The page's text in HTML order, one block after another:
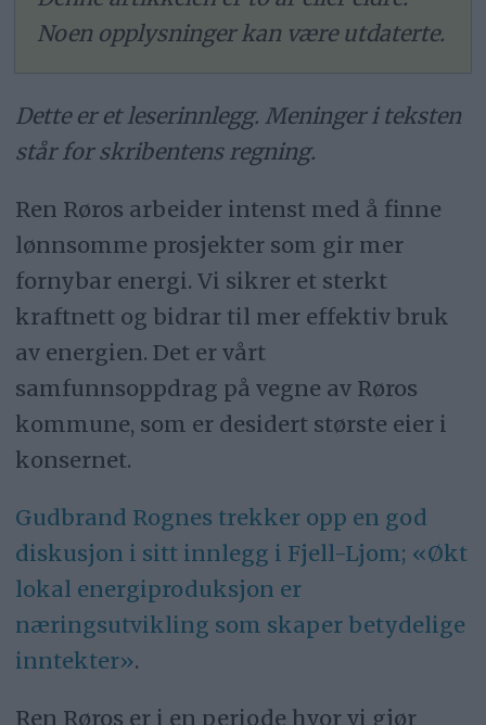
Noen opplysninger kan være utdaterte.
Dette er et leserinnlegg. Meninger i teksten
står for skribentens regning.
Ren Røros arbeider intenst med å finne
lønnsomme prosjekter som gir mer
fornybar energi. Vi sikrer et sterkt
kraftnett og bidrar til mer effektiv bruk
av energien. Det er vårt
samfunnsoppdrag på vegne av Røros
kommune, som er desidert største eier i
konsernet.
Gudbrand Rognes trekker opp en god
diskusjon i sitt innlegg i Fjell-Ljom; «Økt
lokal energiproduksjon er
næringsutvikling som skaper betydelige
inntekter».
Ren Røros er i en periode hvor vi gjør